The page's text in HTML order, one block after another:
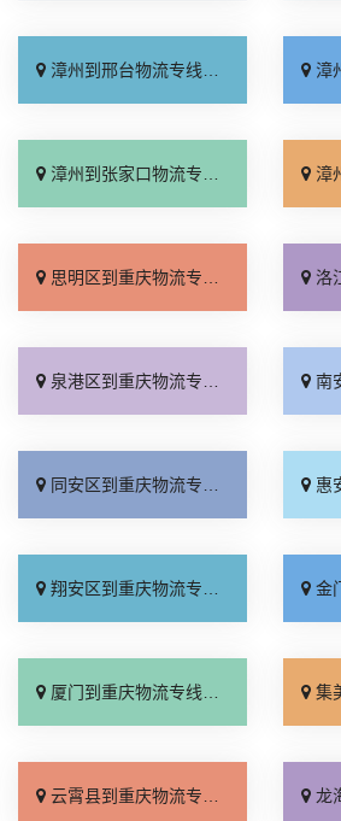
漳州到邢台物流专线_按时送达「运价实惠」 漳州
漳州到张家口物流专线_运价查询「门到门配送」 漳州
思明区到重庆物流专线_一站式托运「价格实惠」 洛江
泉港区到重庆物流专线_多少一吨「物流拼车」 南安市
同安区到重庆物流专线_要几天到「多久时间」 惠安
翔安区到重庆物流专线_资质齐全「运价行情」 金门县
厦门到重庆物流专线_要多少钱「几天到达」 集美区
云霄县到重庆物流专线_市县派送「损坏理赔」 龙海市